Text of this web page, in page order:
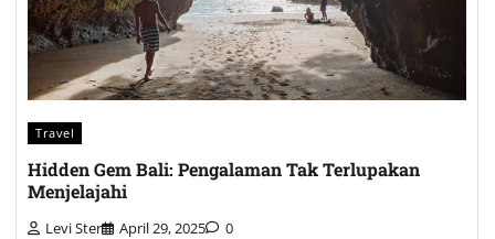
Travel
Hidden Gem Bali: Pengalaman Tak Terlupakan
Menjelajahi
Levi Ster April 29, 2025 0